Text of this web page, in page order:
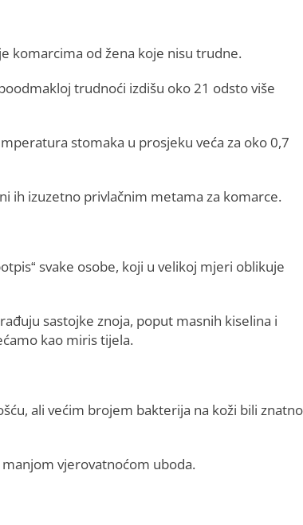
komarcima od žena koje nisu trudne.
trudnoći izdišu oko 21 odsto više
stomaka u prosjeku veća za oko 0,7
ih izuzetno privlačnim metama za komarce.
svake osobe, koji u velikoj mjeri oblikuje
sastojke znoja, poput masnih kiselina i
kao miris tijela.
ali većim brojem bakterija na koži bili znatno
vjerovatnoćom uboda.